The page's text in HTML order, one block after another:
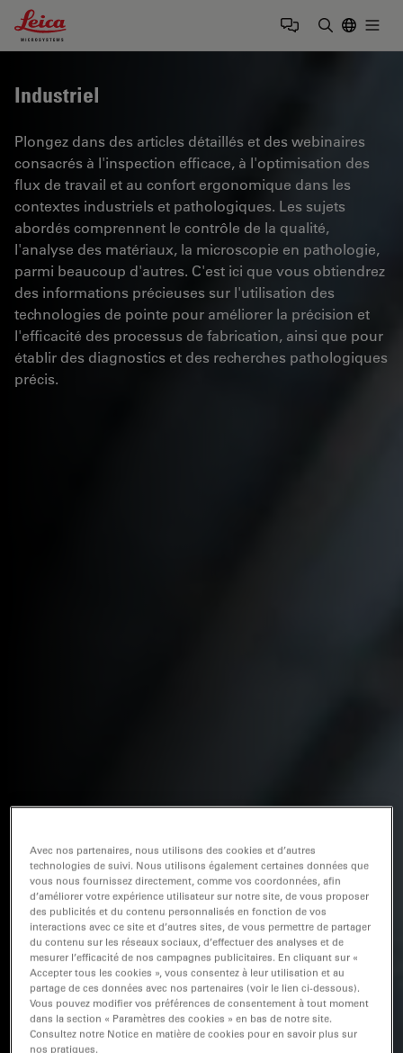
Leica Microsystems Logo
Industriel
Plongez dans des articles détaillés et des webinaires
consacrés à l'inspection efficace, à l'optimisation des
flux de travail et au confort ergonomique dans les
contextes industriels et pathologiques. Les sujets
abordés comprennent le contrôle de la qualité,
l'analyse des matériaux, la microscopie en pathologie,
parmi beaucoup d'autres. C'est ici que vous obtiendrez
des informations précieuses sur l'utilisation des
technologies de pointe pour améliorer la précision et
l'efficacité des processus de fabrication, ainsi que pour
établir des diagnostics et des recherches pathologiques
précis.
Avec nos partenaires, nous utilisons des cookies et d’autres
technologies de suivi. Nous utilisons également certaines données que
vous nous fournissez directement, comme vos coordonnées, afin
d’améliorer votre expérience utilisateur sur notre site, de vous proposer
des publicités et du contenu personnalisés en fonction de vos
interactions avec ce site et d’autres sites, de vous permettre de partager
du contenu sur les réseaux sociaux, d’effectuer des analyses et de
mesurer l’efficacité de nos campagnes publicitaires. En cliquant sur «
Accepter tous les cookies », vous consentez à leur utilisation et au
partage de ces données avec nos partenaires (voir le lien ci-dessous).
Vous pouvez modifier vos préférences de consentement à tout moment
dans la section « Paramètres des cookies » en bas de notre site.
Consultez notre Notice en matière de cookies pour en savoir plus sur
nos pratiques.